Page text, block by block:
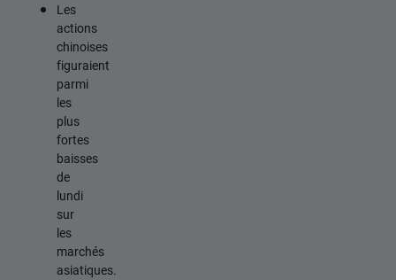
Les
actions
chinoises
figuraient
parmi
les
plus
fortes
baisses
de
lundi
sur
les
marchés
asiatiques.